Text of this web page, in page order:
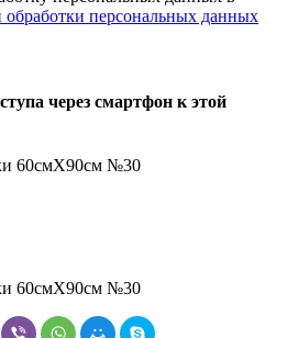
обработки персональных данных
через смартфон к этой
60смX90см №30
60смX90см №30